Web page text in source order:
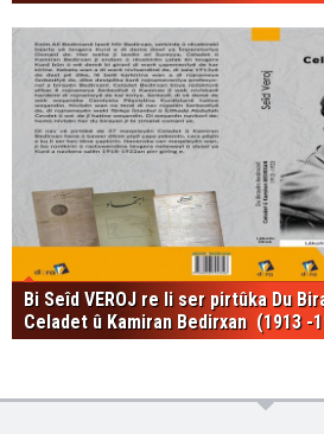
Bi Seîd VEROJ re li ser pirtûka Du
Celadet û Kamiran Bedirxan (1913 -